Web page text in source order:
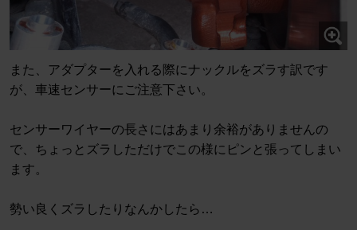
また、アダプターを入れる際にナックルをズラす訳です
が、車速センサーにご注意下さい。
センサーワイヤーの長さにはあまり余裕がありませんの
で、ちょっとズラしただけでこの様にピンと張ってしまい
ます。
勢い良くズラしたりなんかしたら…